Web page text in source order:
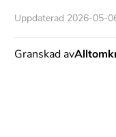
Uppdaterad 2026-05-
Granskad av